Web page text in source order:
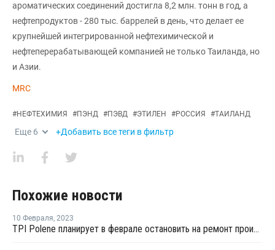
ароматических соединений достигла 8,2 млн. тонн в год, а
нефтепродуктов - 280 тыс. баррелей в день, что делает ее
крупнейшей интегрированной нефтехимической и
нефтеперерабатывающей компанией не только Таиланда, но
и Азии.
MRC
#НЕФТЕХИМИЯ #ПЭНД #ПЭВД #ЭТИЛЕН #РОССИЯ #ТАИЛАНД
Еще 6 +Добавить все теги в фильтр
Похожие новости
10 Февраля, 2023
TPI Polene планирует в феврале остановить на ремонт производство ЭВА в Таиланде